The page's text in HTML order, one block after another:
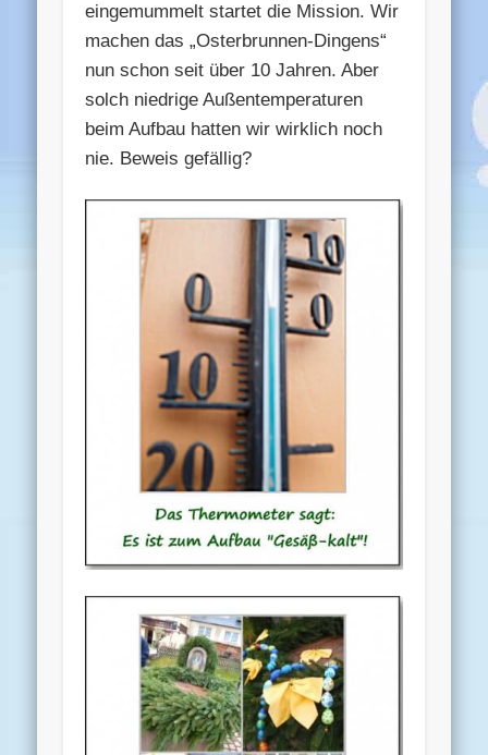
eingemummelt startet die Mission. Wir
machen das „Osterbrunnen-Dingens“
nun schon seit über 10 Jahren. Aber
solch niedrige Außentemperaturen
beim Aufbau hatten wir wirklich noch
nie. Beweis gefällig?